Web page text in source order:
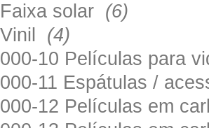
Faixa solar (6)
Vinil (4)
000-10 Películas para
000-11 Espátulas /
000-12 Películas em